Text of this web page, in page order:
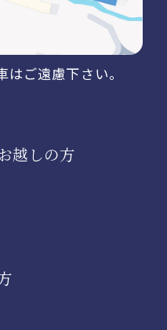
ご遠慮下さい。
越しの方